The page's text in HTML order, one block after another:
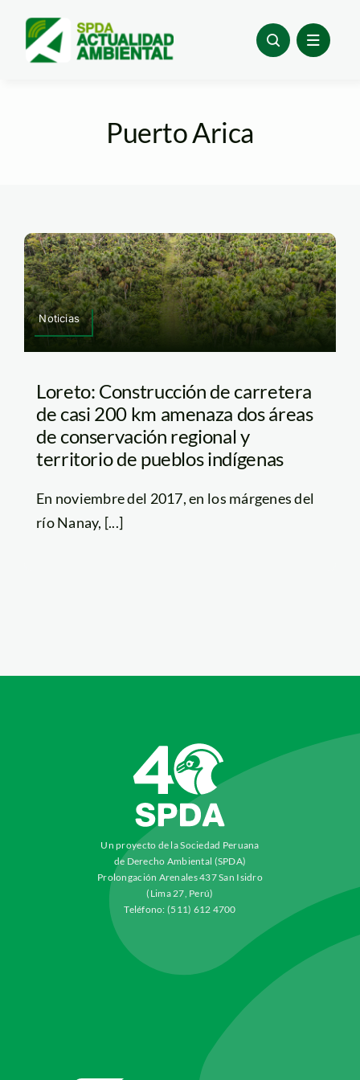
content
Puerto Arica
Noticias
Loreto: Construcción de carretera
de casi 200 km amenaza dos áreas
de conservación regional y
territorio de pueblos indígenas
En noviembre del 2017, en los márgenes del
río Nanay, [...]
Un proyecto de la Sociedad Peruana
de Derecho Ambiental (SPDA)
Prolongación Arenales 437 San Isidro
(Lima 27, Perú)
Teléfono: (511) 612 4700